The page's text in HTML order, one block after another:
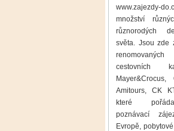
www.zajezdy-
množství
různorodých
světa. Jsou zde
cestovních
Mayer&Crocus,
Amitours, CK
které
poznávací
Evropě,